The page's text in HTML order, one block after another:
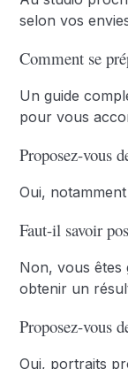
selon vos
Comment se
Un guide
pour vous
Proposez-vous
Oui,
Faut-il savoir
Non, vous êtes
obtenir un
Proposez-vous
Oui, portraits